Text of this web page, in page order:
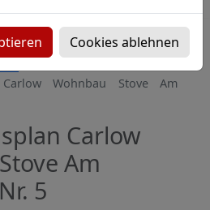
Carlow Wohnbau Stove Am
Carlow
Am
5
Cookies ablehnen